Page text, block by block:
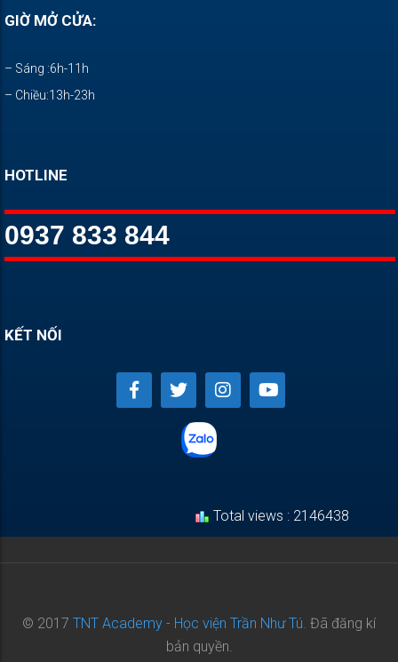
GIỜ MỞ CỬA:
– Sáng :6h-11h
– Chiều:13h-23h
HOTLINE
0937 833 844
KẾT NỐI
Total views : 2146438
© 2017 TNT Academy - Học viện Trần Như Tú. Đã đăng kí
bản quyền.